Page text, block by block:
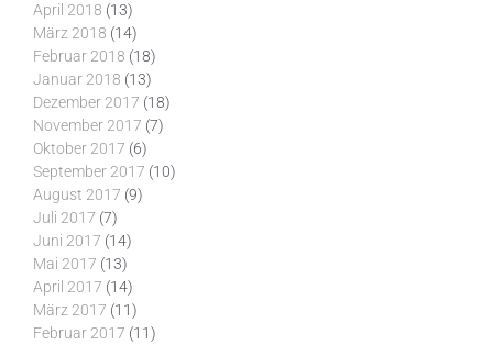
April 2018 (13)
März 2018 (14)
Februar 2018 (18)
Januar 2018 (13)
Dezember 2017 (18)
November 2017 (7)
Oktober 2017 (6)
September 2017 (10)
August 2017 (9)
Juli 2017 (7)
Juni 2017 (14)
Mai 2017 (13)
April 2017 (14)
März 2017 (11)
Februar 2017 (11)